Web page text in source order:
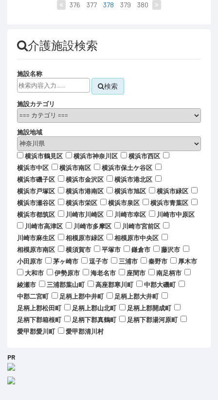
376 377 378 379 380
介護施設検索
施設名称
検索
施設カテゴリ
施設地域
横浜市鶴見区 横浜市神奈川区
横浜市西区
横浜市中区
横浜市南区
横浜市保土ケ谷区
横浜市磯子区
横浜市金沢区
横浜市港北区
横浜市戸塚区
横浜市港南区 横浜市旭区
横浜市緑区
横浜市瀬谷区
横浜市栄区 横浜市泉区
横浜市青葉区
横浜市都筑区
川崎市川崎区 川崎市幸区
川崎市中原区
川崎市高津区
川崎市多摩区
川崎市宮前区
川崎市麻生区
相模原市緑区
相模原市中央区
相模原市南区
横須賀市 平塚市 鎌倉市
藤沢市
小田原市
茅ヶ崎市 逗子市 三浦市 秦野市
厚木市
大和市
伊勢原市 海老名市 座間市
南足柄市
綾瀬市
三浦郡葉山町 高座郡寒川町
中郡大磯町
中郡二宮町
足柄上郡中井町
足柄上郡大井町
足柄上郡松田町
足柄上郡山北町
足柄上郡開成町
足柄下郡箱根町
足柄下郡真鶴町
足柄下郡湯河原町
愛甲郡愛川町
愛甲郡清川村
PR